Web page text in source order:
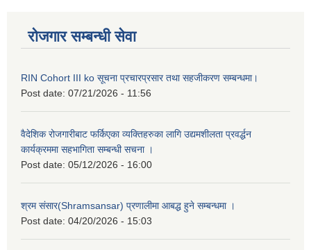
रोजगार सम्बन्धी सेवा
RIN Cohort III ko सूचना प्रचारप्रसार तथा सहजीकरण सम्बन्धमा।
Post date: 07/21/2026 - 11:56
वैदेशिक रोजगारीबाट फर्किएका व्यक्तिहरुका लागि उद्यमशीलता प्रवर्द्धन
कार्यक्रममा सहभागिता सम्बन्धी सचना ।
Post date: 05/12/2026 - 16:00
श्रम संसार(Shramsansar) प्रणालीमा आबद्ध हुने सम्बन्धमा ।
Post date: 04/20/2026 - 15:03